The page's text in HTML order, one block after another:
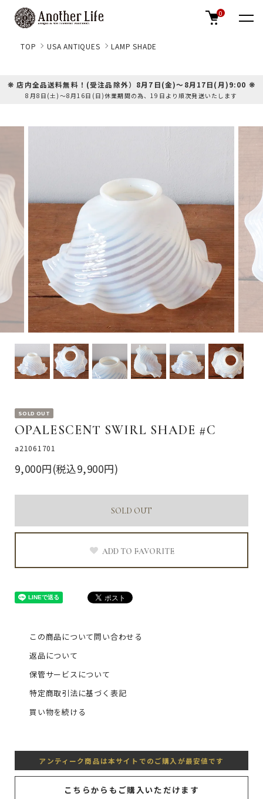
0
TOP USA ANTIQUES LAMP SHADE
❊ 店内全品送料無料！(受注品除外）8月7日(金)～8月17日(月)9:00 ❊
8月8日(土)～8月16日(日)休業期間の為、19日より順次発送いたします
SOLD OUT
OPALESCENT SWIRL SHADE #C
a21061701
9,000円(税込9,900円)
SOLD OUT
ADD TO FAVORITE
この商品について問い合わせる
返品について
保管サービスについて
特定商取引法に基づく表記
買い物を続ける
アンティーク商品は本サイトでのご購入が最安値です
こちらからもご購入いただけます